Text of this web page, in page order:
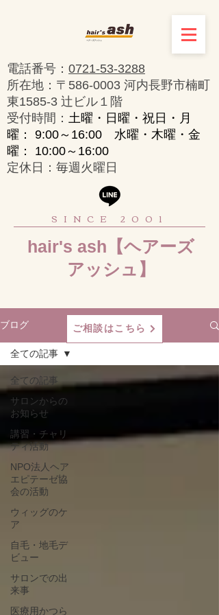
SINCE 2001
hair's ash【ヘアーズ
アッシュ】
電話番号： 0721-53-3288
所在地：〒586-0003 河内長野市楠町
東1585-3 辻ビル１階
​受付時間： 土曜・日曜・祝日・月
曜： 9:00～16:00 水曜・木曜・金
曜： 10:00～16:00
定休日：毎週火曜日
ブログ
全ての記事
サロンからの
お知らせ
講習・チャリ
ティ活動
NPO法人ヘア
エピテーゼ協
会の活動
ウィッグのケ
ア
自毛・地毛デ
ビュー
サロンでの出
来事
医療用かつら
全ての記事
ご相談はこちら